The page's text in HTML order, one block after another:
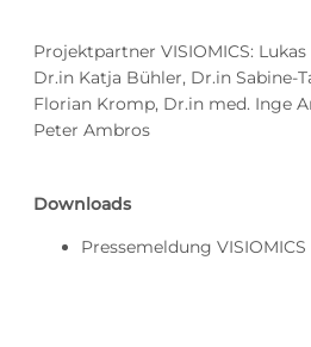
Projektpartner VISIOMICS:
Dr.in Katja Bühler, Dr.in Sabine-
Florian Kromp, Dr.in med. Inge
Peter Ambros
Downloads
Pressemeldung VISIOMICS